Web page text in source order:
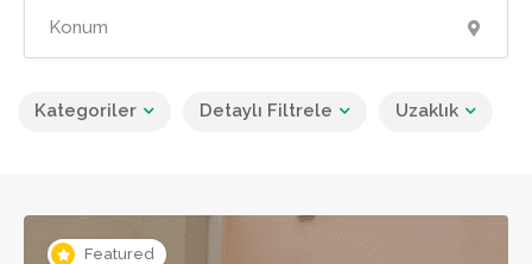
Kategoriler Detaylı Filtrele Uzaklık
Featured